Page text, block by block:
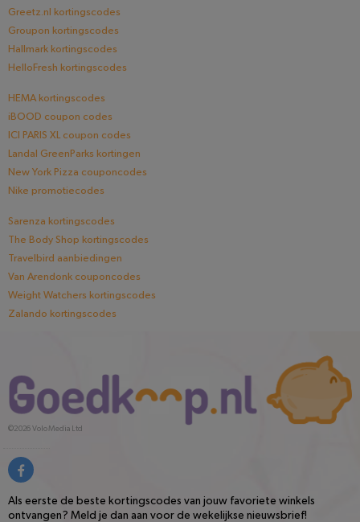
Greetz.nl kortingscodes
Groupon kortingscodes
Hallmark kortingscodes
HelloFresh kortingscodes
HEMA kortingscodes
iBOOD coupon codes
ICI PARIS XL coupon codes
Landal GreenParks kortingen
New York Pizza couponcodes
Nike promotiecodes
Sarenza kortingscodes
The Body Shop kortingscodes
Travelbird aanbiedingen
Van Arendonk couponcodes
Weight Watchers kortingscodes
Zalando kortingscodes
©2026Volo Media Ltd
Als eerste de beste kortingscodes van jouw favoriete winkels
ontvangen? Meld je dan aan voor de wekelijkse nieuwsbrief!